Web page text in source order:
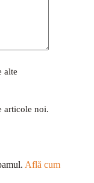
alte
articole noi.
Află cum